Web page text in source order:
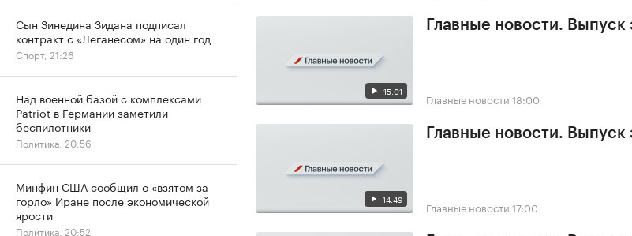
15:01
Главные новости.
Главные новости 18:00
14:49
Главные новости.
Главные новости 17:00
Сын Зинедина Зидана подписал
контракт с «Леганесом» на один год
Спорт, 21:26
Над военной базой с комплексами
Patriot в Германии заметили
беспилотники
Политика, 20:56
Минфин США сообщил о «взятом за
горло» Иране после экономической
ярости
Политика, 20:52